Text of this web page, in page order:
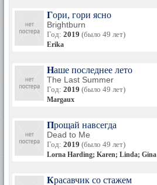
Гори, гори ясно
Brightburn
Год: 2019 (было 49 лет)
Erika
Наше последнее лето
The Last Summer
Год: 2019 (было 49 лет)
Margaux
Прощай навсегда
Dead to Me
Год: 2019 (было 49 лет)
Lorna Harding; Karen; Linda; Gina
Красавчик со стажем